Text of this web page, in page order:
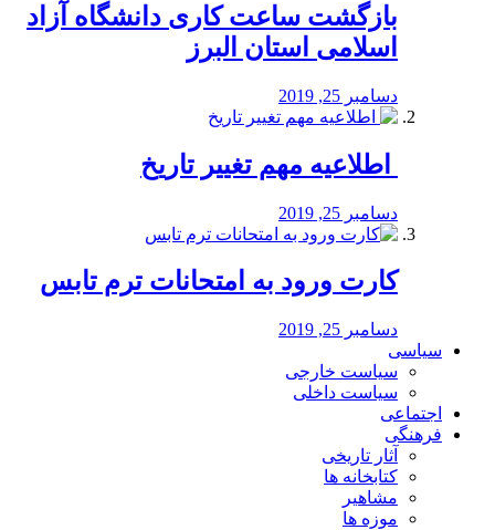
بازگشت ساعت کاری دانشگاه آزاد
اسلامی استان البرز
دسامبر 25, 2019
️ اطلاعیه مهم تغییر تاریخ
دسامبر 25, 2019
کارت ورود به امتحانات ترم تابس
دسامبر 25, 2019
سیاسی
سیاست خارجی
سیاست داخلی
اجتماعی
فرهنگی
آثار تاریخی
کتابخانه ها
مشاهیر
موزه ها